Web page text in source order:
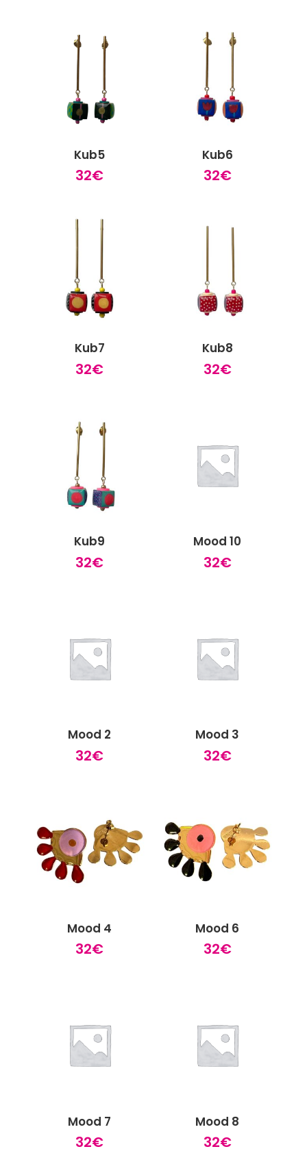
Kub5
32€
Kub6
32€
Kub7
32€
Kub8
32€
Kub9
32€
Mood 10
32€
Mood 2
32€
Mood 3
32€
Mood 4
32€
Mood 6
32€
Mood 7
32€
Mood 8
32€